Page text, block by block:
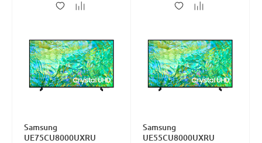
Samsung
UE75CU8000UXRU
Samsung
UE55CU8000UXRU